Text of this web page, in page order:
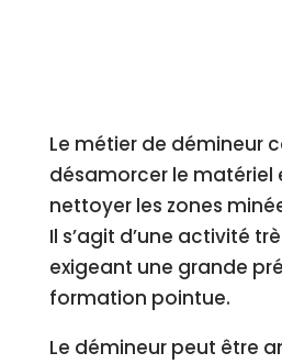
Le métier de démineur
désamorcer le matériel
nettoyer les zones
Il s’agit d’une activité
exigeant une grande
formation pointue.
Le démineur peut être